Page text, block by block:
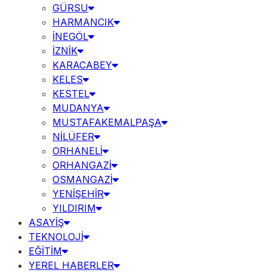
GÜRSU
HARMANCIK
İNEGÖL
İZNİK
KARACABEY
KELES
KESTEL
MUDANYA
MUSTAFAKEMALPAŞA
NİLÜFER
ORHANELİ
ORHANGAZİ
OSMANGAZİ
YENİŞEHİR
YILDIRIM
ASAYİŞ
TEKNOLOJİ
EĞİTİM
YEREL HABERLER